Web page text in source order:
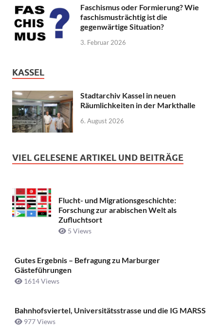
Faschismus oder Formierung? Wie
faschismusträchtig ist die
gegenwärtige Situation?
3. Februar 2026
KASSEL
Stadtarchiv Kassel in neuen
Räumlichkeiten in der Markthalle
6. August 2026
VIEL GELESENE ARTIKEL UND BEITRÄGE
Flucht- und Migrationsgeschichte:
Forschung zur arabischen Welt als
Zufluchtsort
5 Views
Gutes Ergebnis – Befragung zu Marburger
Gästeführungen
1614 Views
Bahnhofsviertel, Universitätsstrasse und die IG MARSS
977 Views